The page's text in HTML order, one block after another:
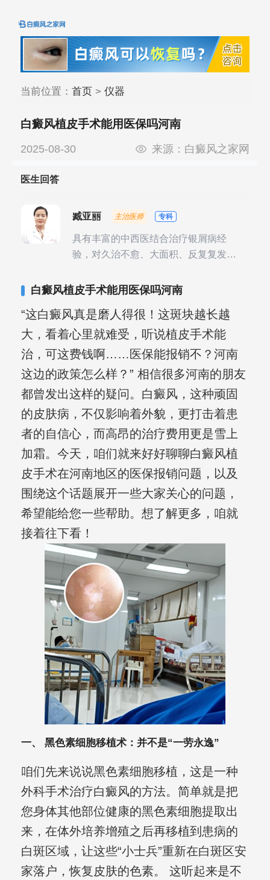
当前位置： 首页> 仪器
白癜风植皮手术能用医保吗河南
2025-08-30 来源： 白癜风之家网
医生回答
臧亚丽 主治医师 专科
具有丰富的中西医结合治疗银屑病经
验，对久治不愈、大面积、反复复发性
白癜风植皮手术能用医保吗河南
“这白癜风真是磨人得很！这斑块越长越
大，看着心里就难受，听说植皮手术能
治，可这费钱啊……医保能报销不？河南
这边的政策怎么样？” 相信很多河南的朋友
都曾发出这样的疑问。白癜风，这种顽固
的皮肤病，不仅影响着外貌，更打击着患
者的自信心，而高昂的治疗费用更是雪上
加霜。今天，咱们就来好好聊聊白癜风植
皮手术在河南地区的医保报销问题，以及
围绕这个话题展开一些大家关心的问题，
希望能给您一些帮助。想了解更多，咱就
接着往下看！
一、 黑色素细胞移植术：并不是“一劳永逸”
咱们先来说说黑色素细胞移植，这是一种
外科手术治疗白癜风的方法。简单就是把
您身体其他部位健康的黑色素细胞提取出
来，在体外培养增殖之后再移植到患病的
白斑区域，让这些“小士兵”重新在白斑区安
家落户，恢复皮肤的色素。 这听起来是不